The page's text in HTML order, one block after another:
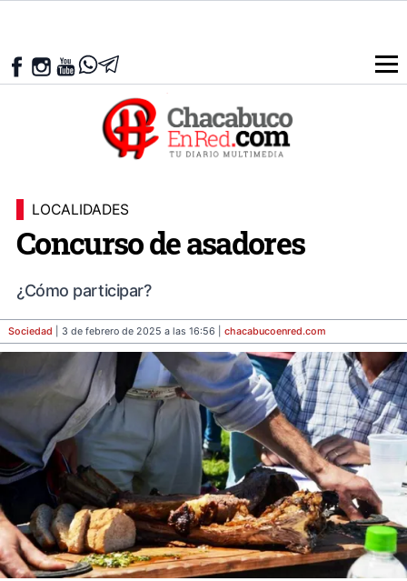
LOCALIDADES
Concurso de asadores
¿Cómo participar?
Sociedad | 3 de febrero de 2025 a las 16:56 | chacabucoenred.com